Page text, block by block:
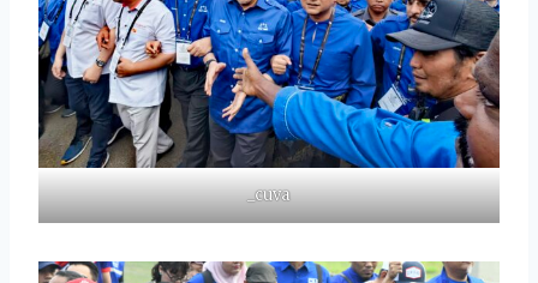
_cuva